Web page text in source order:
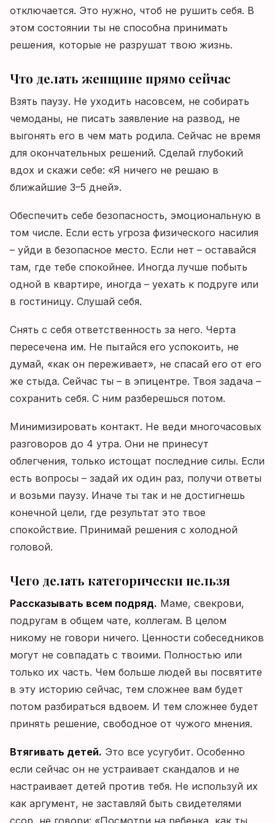
отключается. Это нужно, чтоб не рушить себя. В
этом состоянии ты не способна принимать
решения, которые не разрушат твою жизнь.
Что делать женщине прямо сейчас
Взять паузу. Не уходить насовсем, не собирать
чемоданы, не писать заявление на развод, не
выгонять его в чем мать родила. Сейчас не время
для окончательных решений. Сделай глубокий
вдох и скажи себе: «Я ничего не решаю в
ближайшие 3–5 дней».
Обеспечить себе безопасность, эмоциональную в
том числе. Если есть угроза физического насилия
– уйди в безопасное место. Если нет – оставайся
там, где тебе спокойнее. Иногда лучше побыть
одной в квартире, иногда – уехать к подруге или
в гостиницу. Слушай себя.
Снять с себя ответственность за него. Черта
пересечена им. Не пытайся его успокоить, не
думай, «как он переживает», не спасай его от его
же стыда. Сейчас ты – в эпицентре. Твоя задача –
сохранить себя. С ним разберешься потом.
Минимизировать контакт. Не веди многочасовых
разговоров до 4 утра. Они не принесут
облегчения, только истощат последние силы. Если
есть вопросы – задай их один раз, получи ответы
и возьми паузу. Иначе ты так и не достигнешь
конечной цели, где результат это твое
спокойствие. Принимай решения с холодной
головой.
Чего делать категорически нельзя
Рассказывать всем подряд. Маме, свекрови,
подругам в общем чате, коллегам. В целом
никому не говори ничего. Ценности собеседников
могут не совпадать с твоими. Полностью или
только их часть. Чем больше людей вы посвятите
в эту историю сейчас, тем сложнее вам будет
потом разбираться вдвоем. И тем сложнее будет
принять решение, свободное от чужого мнения.
Втягивать детей. Это все усугубит. Особенно
если сейчас он не устраивает скандалов и не
настраивает детей против тебя. Не используй их
как аргумент, не заставляй быть свидетелями
ссор, не говори: «Посмотри на ребенка, как ты